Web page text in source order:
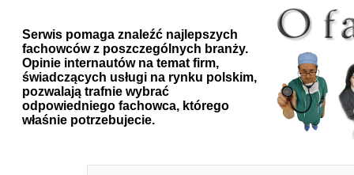
Serwis pomaga znaleźć najlepszych
fachowców z poszczególnych branży.
Opinie internautów na temat firm,
świadczących usługi na rynku polskim,
pozwalają trafnie wybrać
odpowiedniego fachowca, którego
właśnie potrzebujecie.